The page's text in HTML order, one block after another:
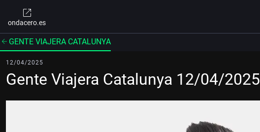
ondacero.es
GENTE VIAJERA CATALUNYA
12/04/2025
Gente Viajera Catalunya 12/04/2025